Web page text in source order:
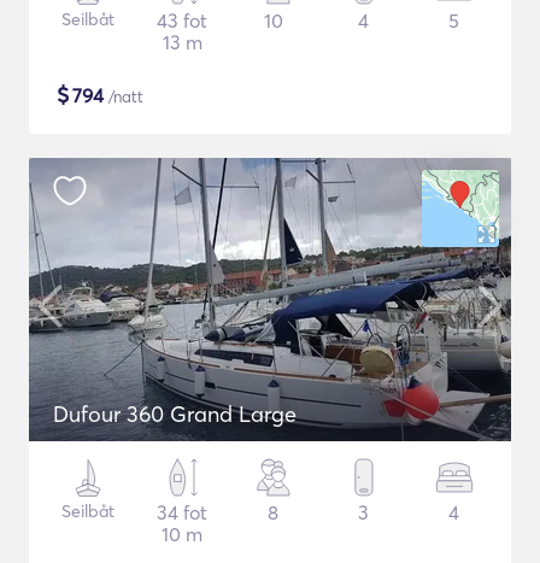
Seilbåt
43 fot
13 m
10 4 5
$794/natt
Dufour 360 Grand Large
Seilbåt
34 fot
10 m
8 3 4